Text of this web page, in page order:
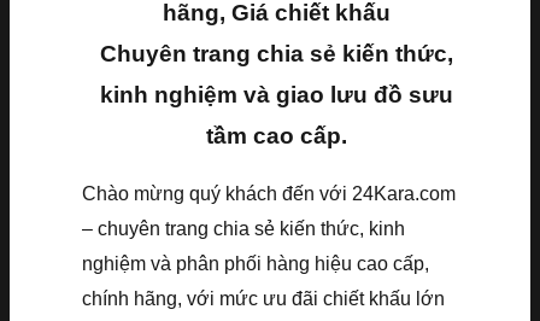
hãng, Giá chiết khấu
Chuyên trang chia sẻ kiến thức,
kinh nghiệm và giao lưu đồ sưu
tầm cao cấp.
Chào mừng quý khách đến với 24Kara.com
– chuyên trang chia sẻ kiến thức, kinh
nghiệm và phân phối hàng hiệu cao cấp,
chính hãng, với mức ưu đãi chiết khấu lớn